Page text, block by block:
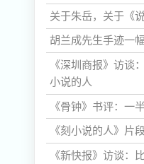
关于朱岳，关于《
胡兰成先生手迹一
《深圳商报》访谈
小说的人
《骨钟》书评：一
《刻小说的人》片
《新快报》访谈：